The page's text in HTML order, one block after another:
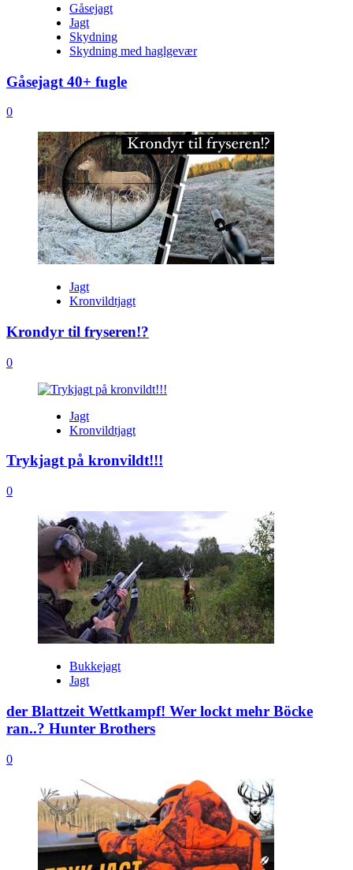
Gåsejagt
Jagt
Skydning
Skydning med haglgevær
Gåsejagt 40+ fugle
0
Jagt
Kronvildtjagt
Krondyr til fryseren!?
0
Jagt
Kronvildtjagt
Trykjagt på kronvildt!!!
0
Bukkejagt
Jagt
der Blattzeit Wettkampf! Wer lockt mehr Böcke
ran..? Hunter Brothers
0